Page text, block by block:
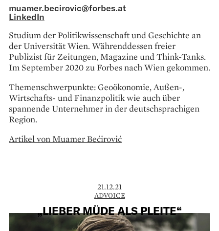
muamer.becirovic@forbes.at
LinkedIn
Studium der Politikwissenschaft und Geschichte an
der Universität Wien. Währenddessen freier
Publizist für Zeitungen, Magazine und Think-Tanks.
Im September 2020 zu Forbes nach Wien gekommen.
Themenschwerpunkte: Geoökonomie, Außen-,
Wirtschafts- und Finanzpolitik wie auch über
spannende Unternehmer in der deutschsprachigen
Region.
Artikel von Muamer Bećirović
21.12.21
ADVOICE
„LIEBER MÜDE ALS PLEITE“